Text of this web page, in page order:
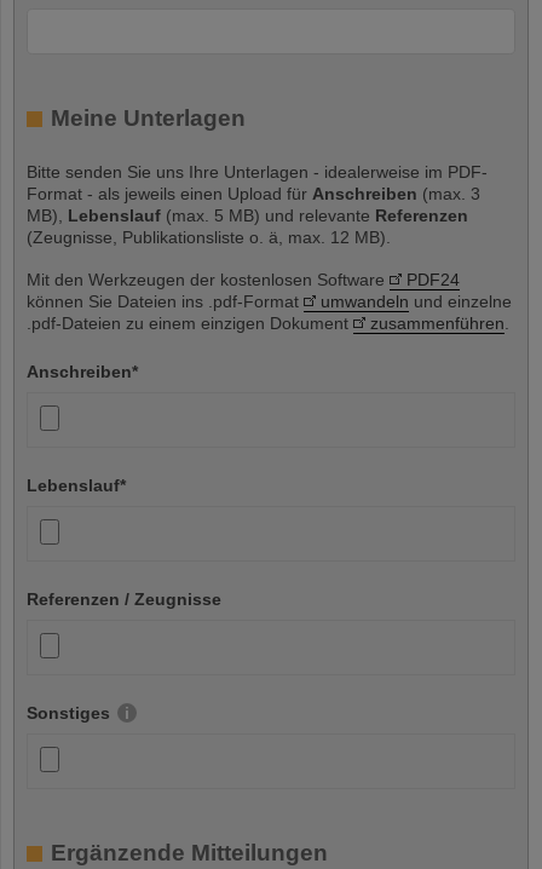
Meine Unterlagen
Bitte senden Sie uns Ihre Unterlagen - idealerweise im PDF-
Format - als jeweils einen Upload für Anschreiben (max. 3
MB), Lebenslauf (max. 5 MB) und relevante Referenzen
(Zeugnisse, Publikationsliste o. ä, max. 12 MB).
Mit den Werkzeugen der kostenlosen Software
PDF24
können Sie Dateien ins .pdf-Format
umwandeln und einzelne
.pdf-Dateien zu einem einzigen Dokument
zusammenführen
Anschreiben*
Lebenslauf*
Referenzen / Zeugnisse
Sonstiges
Ergänzende Mitteilungen